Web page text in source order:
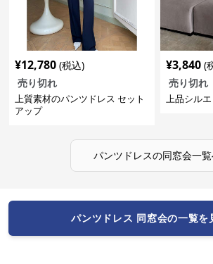
¥12,780 (税込)
売り切れ
上質素材のパンツドレス セット
アップ
¥3,840 (
売り切れ
上品シル
パンツドレスの同窓会一
パンツドレス 同窓会の一覧を